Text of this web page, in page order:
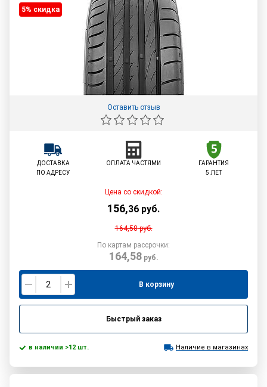
5% cкидка
Оставить отзыв
ДОСТАВКА
ПО АДРЕСУ
ОПЛАТА ЧАСТЯМИ
ГАРАНТИЯ
5 ЛЕТ
Цена со скидкой:
156,36 руб.
164,58руб.
По картам рассрочки:
164,58руб.
В корзину
Быстрый заказ
в наличии >12 шт. Наличие в магазинах